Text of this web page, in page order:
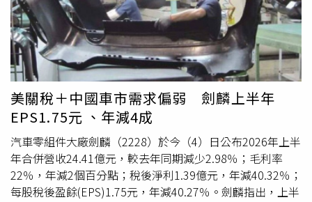
婷，以及Anchor Taiwan創辦人邱懷萱等人，從各自的人生
歷程出發，分享那些改變命運的重要決定。其中，陳亞蘭的
故事尤具文化代表性。她三歲起便跟隨父母加入「寶銀社少
女歌劇團」，從南台灣野台戲一路走到國家劇院舞台，歷經
內台戲、電視歌仔戲等不同歷練，生、旦、淨、末、丑皆曾
鑽研，奠定深厚表演功底。2022年，陳亞蘭以《嘉慶君遊
臺灣》榮獲第57屆金鐘獎戲劇節目男主角獎，成為台灣影視
史、也是亞洲首位獲得該獎項的女性演員，寫下歷史新頁。
然而，對她而言，獲獎不是終點，而是延續傳統文化、傾其
一生守護歌仔戲旅程的其中一站，即使散盡積蓄，她也要延
續恩師楊麗花所奠定的精神，讓傳統藝術持續被更多人看
見。面對數位時代來臨，陳亞蘭積極結合科技與當代表演手
美關稅＋中國車市需求偏弱 劍麟上半年
EPS1.75元 、年減4成
汽車零組件大廠劍麟（2228）於今（4）日公布2026年上半
年合併營收24.41億元，較去年同期減少2.98％；毛利率
22％，年減2個百分點；稅後淨利1.39億元，年減40.32％；
每股稅後盈餘(EPS)1.75元，年減40.27％。劍麟指出，上半